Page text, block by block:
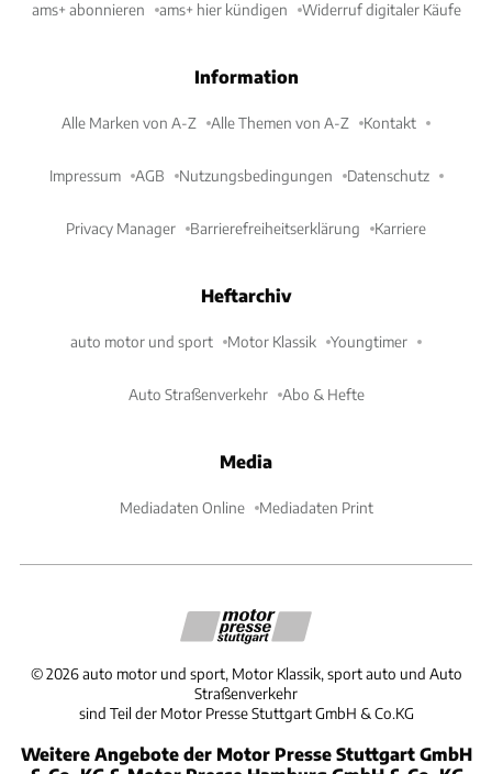
ams+ abonnieren ams+ hier kündigen Widerruf digitaler Käufe
Information
Alle Marken von A-Z Alle Themen von A-Z Kontakt
Impressum AGB Nutzungsbedingungen Datenschutz
Privacy Manager Barrierefreiheitserklärung Karriere
Heftarchiv
auto motor und sport Motor Klassik Youngtimer
Auto Straßenverkehr Abo & Hefte
Media
Mediadaten Online Mediadaten Print
©2026 auto motor und sport, Motor Klassik, sport auto und Auto
Straßenverkehr
sind Teil der Motor Presse Stuttgart GmbH & Co.KG
Weitere Angebote der Motor Presse Stuttgart GmbH